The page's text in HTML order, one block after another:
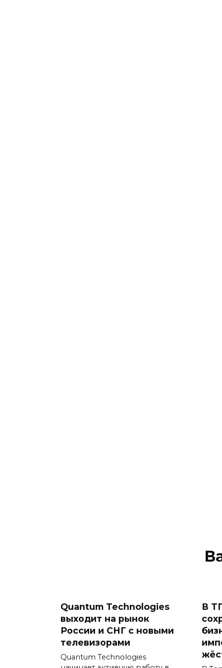
Quantum Technologies
выходит на рынок
России и СНГ с новыми
телевизорами
Quantum Technologies
В